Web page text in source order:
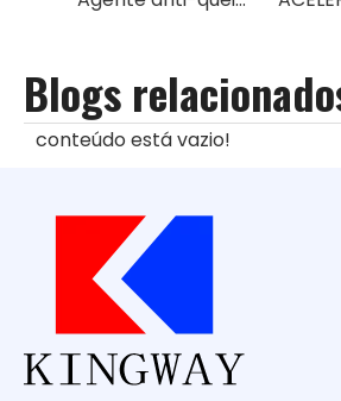
Blogs
conteúdo está vazio!